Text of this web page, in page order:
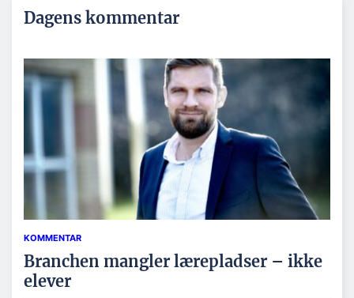
Dagens kommentar
KOMMENTAR
Branchen mangler lærepladser – ikke
elever